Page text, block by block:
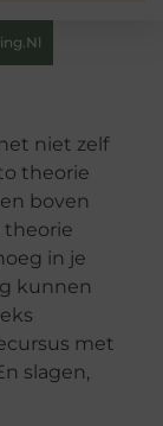
niet zelf
theorie
boven
theorie
in je
kunnen
met
slagen,